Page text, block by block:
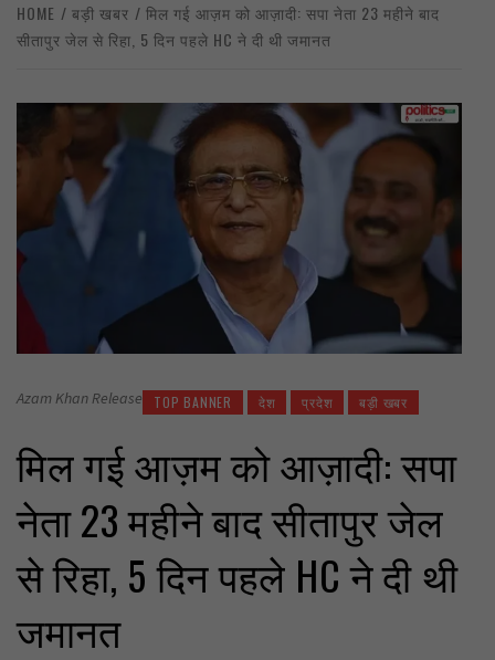
HOME बड़ी खबर
मिल गई आज़म को आज़ादी: सपा नेता 23 महीने बाद
सीतापुर जेल से रिहा, 5 दिन पहले HC ने दी थी जमानत
Azam Khan Release TOP BANNER देश प्रदेश बड़ी खबर
मिल गई आज़म को आज़ादी: सपा
नेता 23 महीने बाद सीतापुर जेल
से रिहा, 5 दिन पहले HC ने दी थी
जमानत